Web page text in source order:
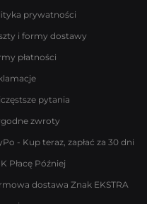
prywatności
i formy dostawy
płatności
pytania
zwroty
- Kup teraz, zapłać za 30 dni
Płacę Później
dostawa Znak EKSTRA